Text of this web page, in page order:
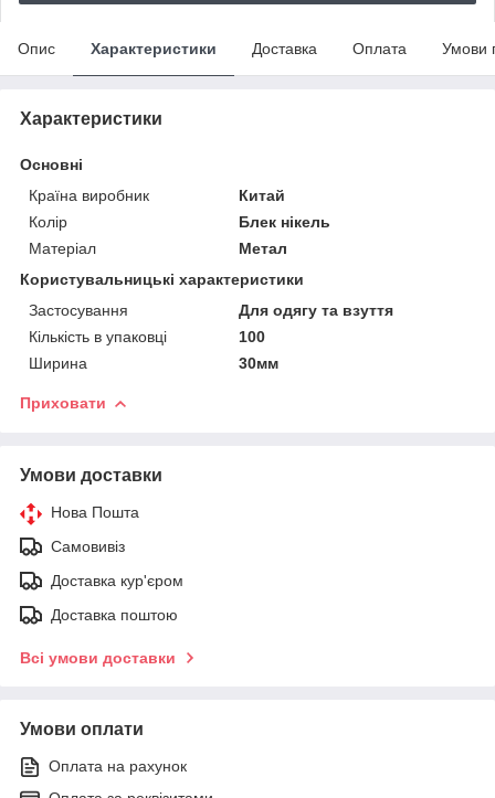
Опис Характеристики Доставка Оплата Умови
Характеристики
Основні
Країна виробник
Китай
Колір
Блек нікель
Матеріал
Метал
Користувальницькі характеристики
Застосування
Для одягу та взуття
Кількість в упаковці
100
Ширина
30мм
Приховати
Умови доставки
Нова Пошта
Самовивіз
Доставка кур'єром
Доставка поштою
Всі умови доставки
Умови оплати
Оплата на рахунок